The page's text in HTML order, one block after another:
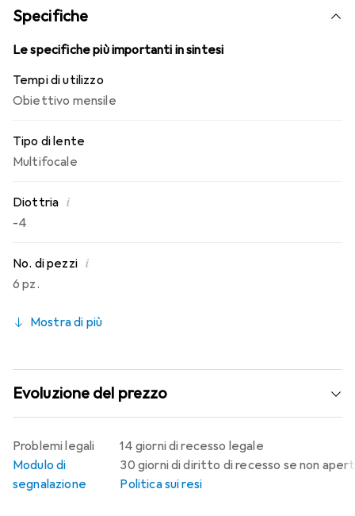
Transition Design, è possibile avere una visione nitida a
tutte le distanze.
Specifiche
Le specifiche più importanti in sintesi
Tempi di utilizzo
Obiettivo mensile
Tipo di lente
Multifocale
Diottria i
-4
No. di pezzi i
6 pz.
Mostra di più
Evoluzione del prezzo
14 giorni di recesso legale
30 giorni di diritto di recesso se non
Politica sui resi
Problemi legali
Modulo di
segnalazione